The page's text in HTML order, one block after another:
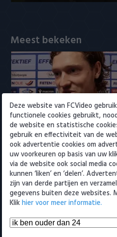
Meest bekeken
Lammers vol onbegrip
Twente: 'Dit is bizar'
9 augustus 2026 20:27
Eredivisie
"Julian Brandt over fitheid,
en Ter Stegen"
9 augustus 2026 22:57
Deze website van FCVideo
functionele cookies gebruikt,
de website en statistische
gebruik en effectiviteit van de
ook advertentie cookies om
uw voorkeuren op basis van uw
via de website ook social media
kunnen ‘liken’ en ‘delen’.
zijn van derde partijen en
gegevens buiten deze websites.
Klikhier voor meer informatie.